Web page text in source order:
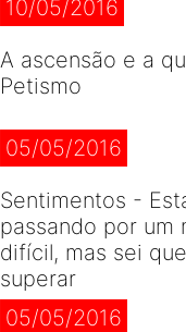
10/05/2016
A ascensão e a
Petismo
05/05/2016
Sentimentos -
passando por um
difícil, mas sei
superar
05/05/2016